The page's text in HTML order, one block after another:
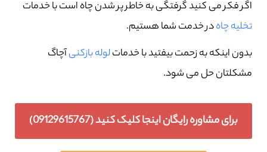
اگر فکر می کنید گرفتگی به خاطر پر شدن چاه است با خدمات
تخلیه چاهدر خدمت شما هستیم.
بدون اینکه به زحمت بیفتید با خدماتلوله بازکنیآچاگ
مشکلتان حل می شود.
برای مشاوره رایگان اینجا کلیک کنید (09129615767)